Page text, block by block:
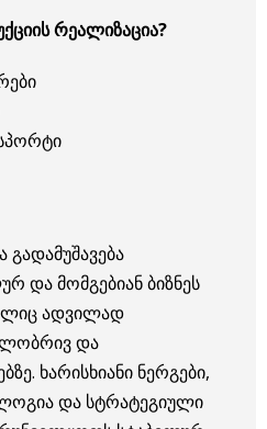
რეალიზაცია?
და მომგებიან ბიზნეს
ადვილად
და
ხარისხიანი ნერგები,
და სტრატეგიული